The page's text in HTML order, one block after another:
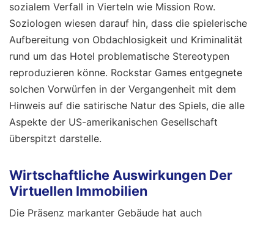
sozialem Verfall in Vierteln wie Mission Row.
Soziologen wiesen darauf hin, dass die spielerische
Aufbereitung von Obdachlosigkeit und Kriminalität
rund um das Hotel problematische Stereotypen
reproduzieren könne. Rockstar Games entgegnete
solchen Vorwürfen in der Vergangenheit mit dem
Hinweis auf die satirische Natur des Spiels, die alle
Aspekte der US-amerikanischen Gesellschaft
überspitzt darstelle.
Wirtschaftliche Auswirkungen Der
Virtuellen Immobilien
Die Präsenz markanter Gebäude hat auch